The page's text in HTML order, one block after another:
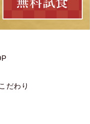
だわり